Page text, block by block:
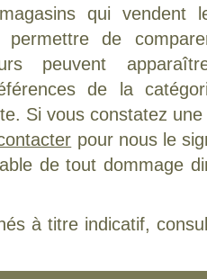
qui vendent
permettre de
peuvent
de la
Si vous constatez
pour nous le
de tout dommage
à titre indicatif,